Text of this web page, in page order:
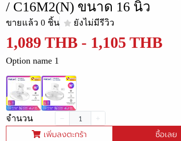
/ C16M2(N) ขนาด 16 นิ้ว
ขายแล้ว 0 ชิ้น ยังไม่มีรีวิว
1,089 THB - 1,105 THB
Option name 1
จำนวน
เพิ่มลงตะกร้า ซื้อเลย